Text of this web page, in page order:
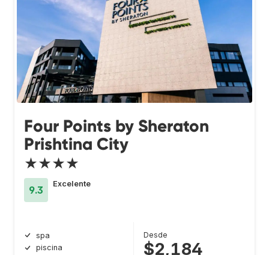
Four Points by Sheraton
Prishtina City
★★★★
9.3
Excelente
spa
piscina
Desde
$2,184